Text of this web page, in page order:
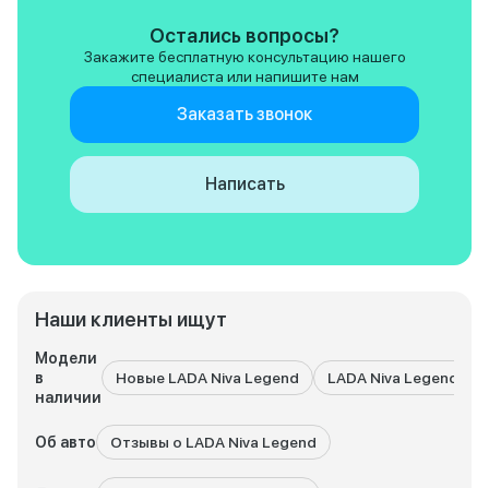
Наши клиенты ищут
Модели
в
наличии
Новые LADA Niva Legend LADA Niva Legend с
Об авто Отзывы о LADA Niva Legend
дешевые и
огромный плюс!
Остались вопросы?
Закажите бесплатную консультацию нашего
специалиста или напишите нам
Заказать звонок
Написать